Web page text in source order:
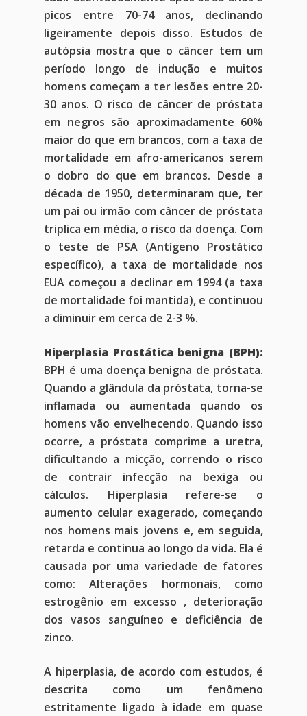
picos entre 70-74 anos, declinando
ligeiramente depois disso. Estudos de
autópsia mostra que o câncer tem um
período longo de indução e muitos
homens começam a ter lesões entre 20-
30 anos. O risco de câncer de próstata
em negros são aproximadamente 60%
maior do que em brancos, com a taxa de
mortalidade em afro-americanos serem
o dobro do que em brancos. Desde a
década de 1950, determinaram que, ter
um pai ou irmão com câncer de próstata
triplica em média, o risco da doença. Com
o teste de PSA (Antígeno Prostático
específico), a taxa de mortalidade nos
EUA começou a declinar em 1994 (a taxa
de mortalidade foi mantida), e continuou
a diminuir em cerca de 2-3 %.
Hiperplasia Prostática benigna (BPH):
BPH é uma doença benigna de próstata.
Quando a glândula da próstata, torna-se
inflamada ou aumentada quando os
homens vão envelhecendo. Quando isso
ocorre, a próstata comprime a uretra,
dificultando a micção, correndo o risco
de contrair infecção na bexiga ou
cálculos. Hiperplasia refere-se o
aumento celular exagerado, começando
nos homens mais jovens e, em seguida,
retarda e continua ao longo da vida. Ela é
causada por uma variedade de fatores
como: Alterações hormonais, como
estrogênio em excesso , deterioração
dos vasos sanguíneo e deficiência de
zinco.
A hiperplasia, de acordo com estudos, é
descrita como um fenômeno
estritamente ligado à idade em quase